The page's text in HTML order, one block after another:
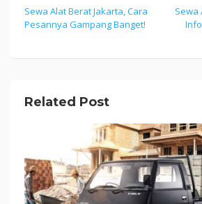
Post
navigation
Sewa Alat Berat Jakarta, Cara
Pesannya Gampang Banget!
Sewa
Related Post